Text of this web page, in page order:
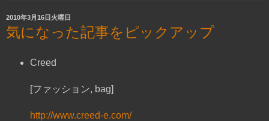
2010年3月16日火曜日
気になった記事をピックアップ
Creed
[ファッション, bag]
http://www.creed-e.com/